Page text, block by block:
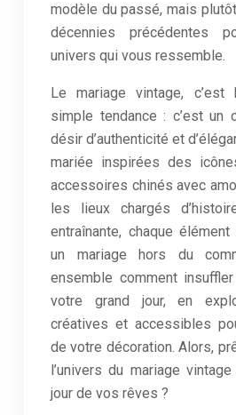
modèle du passé, mais
décennies précédentes
univers qui vous ressemble.
Le mariage vintage, c’est
simple tendance : c’est un
désir d’authenticité et
mariée inspirées des
accessoires chinés avec
les lieux chargés
entraînante, chaque
un mariage hors du
ensemble comment
votre grand jour, en
créatives et accessibles
de votre décoration. Alors,
l’univers du mariage
jour de vos rêves ?